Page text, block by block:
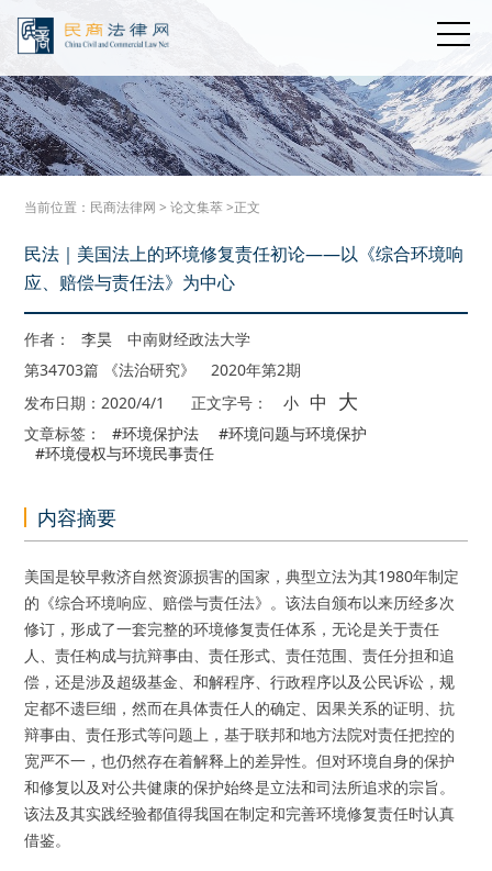
当前位置： 民商法律网 >论文集萃>正文
民法｜美国法上的环境修复责任初论——以《综合环境响
应、赔偿与责任法》为中心
作者： 李昊 中南财经政法大学
第34703篇 《法治研究》 2020年第2期
发布日期：2020/4/1
正文字号： 小 中 大
文章标签： #环境保护法
#环境问题与环境保护
#环境侵权与环境民事责任
内容摘要
美国是较早救济自然资源损害的国家，典型立法为其1980年制定
的《综合环境响应、赔偿与责任法》。该法自颁布以来历经多次
修订，形成了一套完整的环境修复责任体系，无论是关于责任
人、责任构成与抗辩事由、责任形式、责任范围、责任分担和追
偿，还是涉及超级基金、和解程序、行政程序以及公民诉讼，规
定都不遗巨细，然而在具体责任人的确定、因果关系的证明、抗
辩事由、责任形式等问题上，基于联邦和地方法院对责任把控的
宽严不一，也仍然存在着解释上的差异性。但对环境自身的保护
和修复以及对公共健康的保护始终是立法和司法所追求的宗旨。
该法及其实践经验都值得我国在制定和完善环境修复责任时认真
借鉴。